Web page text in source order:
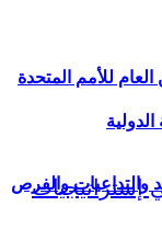
والتداعيات والفرص
للأمم المتحدة